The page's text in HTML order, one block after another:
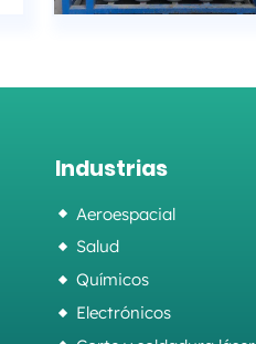
Industrias
Aeroespacial
Salud
Químicos
Electrónicos